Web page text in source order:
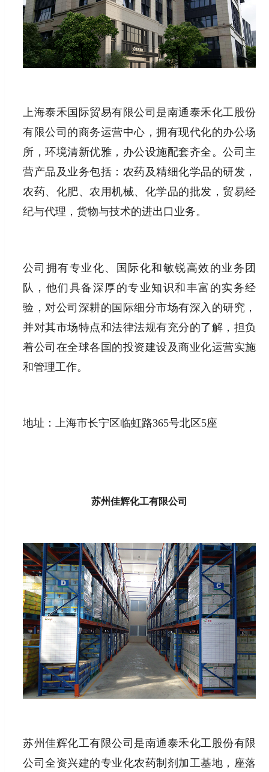
上海泰禾国际贸易有限公司是南通泰禾化工股份
有限公司的商务运营中心，拥有现代化的办公场
所，环境清新优雅，办公设施配套齐全。公司主
营产品及业务包括：农药及精细化学品的研发，
农药、化肥、农用机械、化学品的批发，贸易经
纪与代理，货物与技术的进出口业务。
公司拥有专业化、国际化和敏锐高效的业务团
队，他们具备深厚的专业知识和丰富的实务经
验，对公司深耕的国际细分市场有深入的研究，
并对其市场特点和法律法规有充分的了解，担负
着公司在全球各国的投资建设及商业化运营实施
和管理工作。
地址：上海市长宁区临虹路365号北区5座
苏州佳辉化工有限公司
苏州佳辉化工有限公司是南通泰禾化工股份有限
公司全资兴建的专业化农药制剂加工基地，座落